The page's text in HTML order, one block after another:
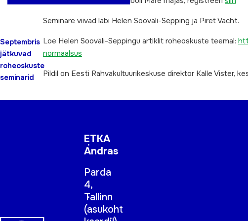
Septembris
jätkuvad
roheoskuste
seminarid
Seminare viivad läbi Helen Sooväli-Sepping ja Piret Vacht.
Loe Helen Sooväli-Seppingu artiklit roheoskuste teemal:
normaalsus
Pildil on Eesti Rahvakultuurikeskuse direktor Kalle Vister,
ETKA
Andras
Parda
4,
Tallinn
(asukoht